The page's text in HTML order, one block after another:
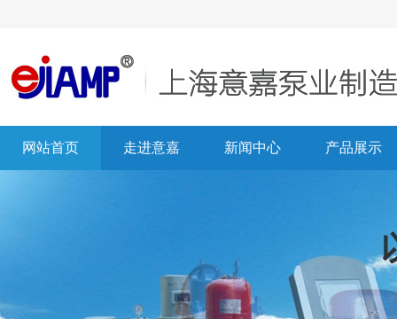
网站首页 走进意嘉 新闻中心 产品展示